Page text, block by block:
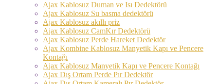
Ajax Kablosuz Duman ve Isı Dedektörü
Ajax Kablosuz Su basma dedektörü
Ajax Kablosuz akıllı priz
Ajax Kablosuz CamKır Dedektörü
Ajax Kablosuz Perde Hareket Dedektör
Ajax Kombine Kablosuz Manyetik Kapı ve Pencere
Kontağı
Ajax Kablosuz Manyetik Kapı ve Pencere Kontağı
Ajax Dış Ortam Perde Pır Dedektör